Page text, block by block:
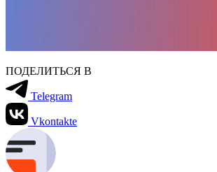
ПОДЕЛИТЬСЯ В
Telegram
Vkontakte